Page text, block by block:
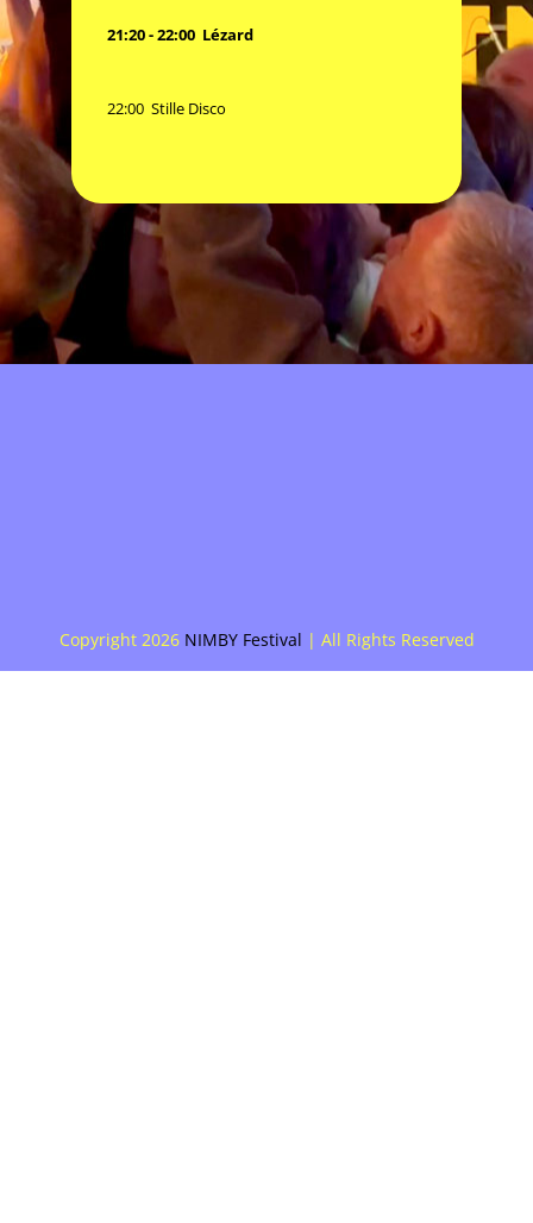
21:20 - 22:00 Lézard
22:00 Stille Disco
Copyright 2026 NIMBY Festival | All Rights Reserved